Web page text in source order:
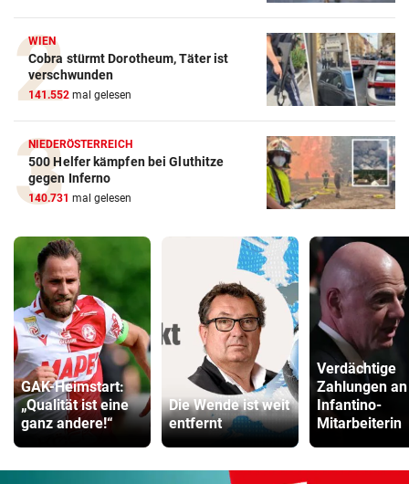
WIEN
Cobra stürmt Dorotheum, Täter ist
verschwunden
141.552 mal gelesen
NIEDERÖSTERREICH
500 Helfer kämpfen bei Gluthitze
gegen Inferno
140.731 mal gelesen
GAK-Heimstart:
„Qualität ist eine
ganz andere!“
Die Wende ist weit
entfernt
Verdächtige
Zahlungen an
Infantino-
Mitarbeiterin